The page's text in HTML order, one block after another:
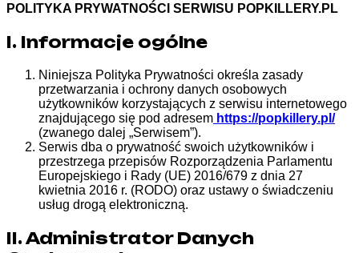
POLITYKA PRYWATNOŚCI SERWISU POPKILLERY.PL
I. Informacje ogólne
Niniejsza Polityka Prywatności określa zasady
przetwarzania i ochrony danych osobowych
użytkowników korzystających z serwisu internetowego
znajdującego się pod adresem https://popkillery.pl/
(zwanego dalej „Serwisem”).
Serwis dba o prywatność swoich użytkowników i
przestrzega przepisów Rozporządzenia Parlamentu
Europejskiego i Rady (UE) 2016/679 z dnia 27
kwietnia 2016 r. (RODO) oraz ustawy o świadczeniu
usług drogą elektroniczną.
II. Administrator Danych